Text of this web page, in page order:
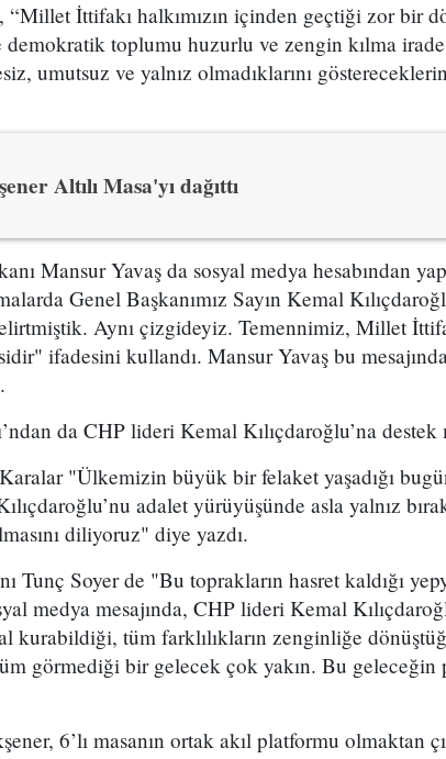
“Millet İttifakı halkımızın içinden geçtiği zor bir
toplumu huzurlu ve zengin kılma
umutsuz ve yalnız olmadıklarını
Altılı Masa'yı dağıttı
Mansur Yavaş da sosyal medya hesabından
Genel Başkanımız Sayın Kemal
Aynı çizgideyiz. Temennimiz, Millet
ifadesini kullandı. Mansur Yavaş bu
da CHP lideri Kemal Kılıçdaroğlu’na destek
"Ülkemizin büyük bir felaket yaşadığı
adalet yürüyüşünde asla yalnız
diliyoruz" diye yazdı.
Tunç Soyer de "Bu toprakların hasret kaldığı
medya mesajında, CHP lideri Kemal
kurabildiği, tüm farklılıkların zenginliğe
görmediği bir gelecek çok yakın. Bu geleceğin
6’lı masanın ortak akıl platformu olmaktan